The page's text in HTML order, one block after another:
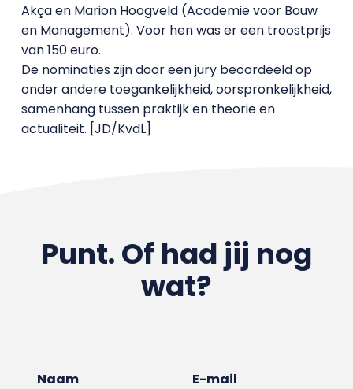
Akça en Marion Hoogveld (Academie voor Bouw
en Management). Voor hen was er een troostprijs
van 150 euro.
De nominaties zijn door een jury beoordeeld op
onder andere toegankelijkheid, oorspronkelijkheid,
samenhang tussen praktijk en theorie en
actualiteit. [JD/KvdL]
Punt. Of had jij nog
wat?
Naam E-mail